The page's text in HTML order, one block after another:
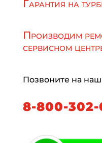
Гарантия на
Производим
сервисном
Позвоните на
8-800-302-